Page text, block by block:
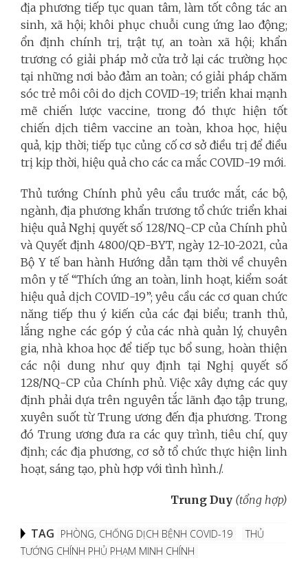
địa phương tiếp tục quan tâm, làm tốt công tác an
sinh, xã hội; khôi phục chuỗi cung ứng lao động;
ổn định chính trị, trật tự, an toàn xã hội; khẩn
trương có giải pháp mở cửa trở lại các trường học
tại những nơi bảo đảm an toàn; có giải pháp chăm
sóc trẻ môi côi do dịch COVID-19; triển khai mạnh
mẽ chiến lược vaccine, trong đó thực hiện tốt
chiến dịch tiêm vaccine an toàn, khoa học, hiệu
quả, kịp thời; tiếp tục củng cố cơ sở điều trị để điều
trị kịp thời, hiệu quả cho các ca mắc COVID-19 mới.
Thủ tướng Chính phủ yêu cầu trước mắt, các bộ,
ngành, địa phương khẩn trương tổ chức triển khai
hiệu quả Nghị quyết số 128/NQ-CP của Chính phủ
và Quyết định 4800/QĐ-BYT, ngày 12-10-2021, của
Bộ Y tế ban hành Hướng dẫn tạm thời về chuyên
môn y tế “Thích ứng an toàn, linh hoạt, kiểm soát
hiệu quả dịch COVID-19”;yêu cầu các cơ quan chức
năng tiếp thu ý kiến của các đại biểu; tranh thủ,
lắng nghe các góp ý của các nhà quản lý, chuyên
gia, nhà khoa học để tiếp tục bổ sung, hoàn thiện
các nội dung như quy định tại Nghị quyết số
128/NQ-CP của Chính phủ. Việc xây dựng các quy
định phải dựa trên nguyên tắc lãnh đạo tập trung,
xuyên suốt từ Trung ương đến địa phương. Trong
đó Trung ương đưa ra các quy trình, tiêu chí, quy
định; các địa phương, cơ sở tổ chức thực hiện linh
hoạt, sáng tạo, phù hợp với tình hình./.
Trung Duy (tổng hợp)
TAG PHÒNG, CHỐNG DỊCH BỆNH COVID-19
THỦ
TƯỚNG CHÍNH PHỦ PHẠM MINH CHÍNH